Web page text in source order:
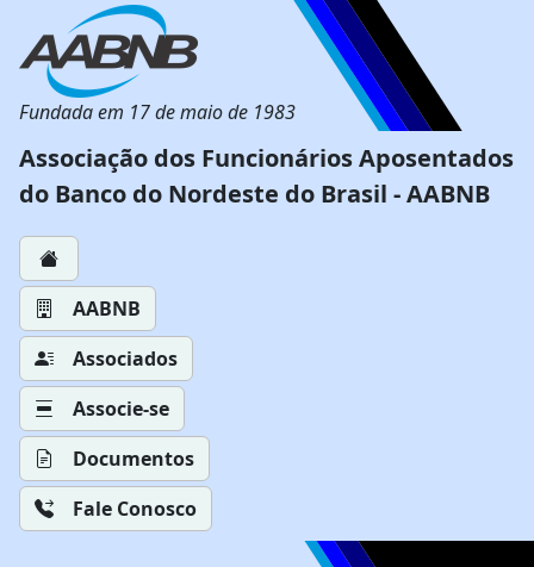
Fundada em 17 de maio de 1983
Associação dos Funcionários Aposentados
do Banco do Nordeste do Brasil - AABNB
AABNB
Associados
Associe-se
Documentos
Fale Conosco